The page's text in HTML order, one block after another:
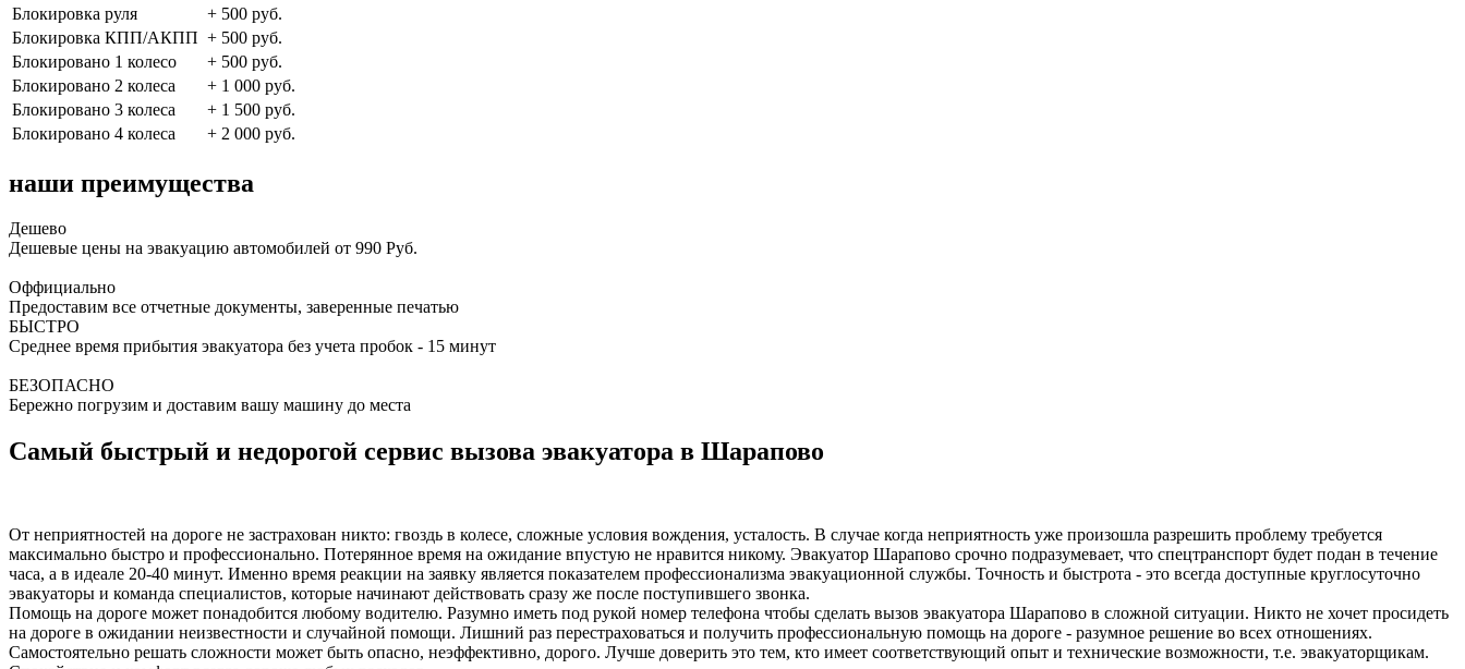
Блокировка руля
+ 500 руб.
Блокировка КПП/АКПП + 500 руб.
Блокировано 1 колесо
+ 500 руб.
Блокировано 2 колеса
+ 1 000 руб.
Блокировано 3 колеса
+ 1 500 руб.
Блокировано 4 колеса
+ 2 000 руб.
наши преимущества
Дешево
Дешевые цены на эвакуацию автомобилей от 990 Руб.
Оффициально
Предоставим все отчетные документы, заверенные печатью
БЫСТРО
Среднее время прибытия эвакуатора без учета пробок - 15 минут
БЕЗОПАСНО
Бережно погрузим и доставим вашу машину до места
Самый быстрый и недорогой сервис вызова эвакуатора в Шарапово
От неприятностей на дороге не застрахован никто: гвоздь в колесе, сложные условия вождения, усталость. В случае когда неприятность уже произошла разрешить проблему требуется
максимально быстро и профессионально. Потерянное время на ожидание впустую не нравится никому. Эвакуатор Шарапово срочно подразумевает, что спецтранспорт будет подан в течение
часа, а в идеале 20-40 минут. Именно время реакции на заявку является показателем профессионализма эвакуационной службы. Точность и быстрота - это всегда доступные круглосуточно
эвакуаторы и команда специалистов, которые начинают действовать сразу же после поступившего звонка.
Помощь на дороге может понадобится любому водителю. Разумно иметь под рукой номер телефона чтобы сделать вызов эвакуатора Шарапово в сложной ситуации. Никто не хочет просидеть
на дороге в ожидании неизвестности и случайной помощи. Лишний раз перестраховаться и получить профессиональную помощь на дороге - разумное решение во всех отношениях.
Самостоятельно решать сложности может быть опасно, неэффективно, дорого. Лучше доверить это тем, кто имеет соответствующий опыт и технические возможности, т.е. эвакуаторщикам.